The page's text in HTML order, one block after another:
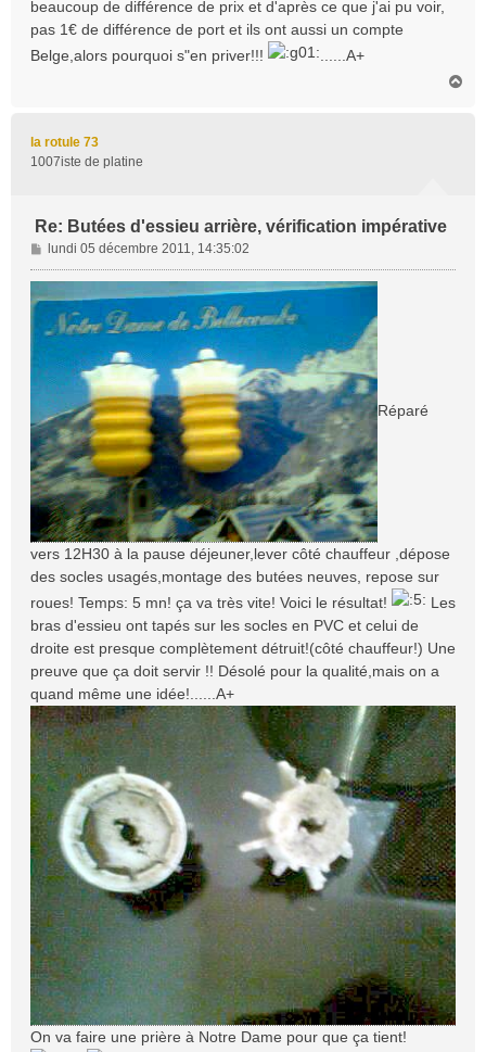
beaucoup de différence de prix et d'après ce que j'ai pu voir,
pas 1€ de différence de port et ils ont aussi un compte
Belge,alors pourquoi s"en priver!!!
......A+
la rotule 73
1007iste de platine
Re: Butées d'essieu arrière, vérification impérative
M
e
s
s
a
g
lundi 05 décembre 2011, 14:35:02
Réparé
vers 12H30 à la pause déjeuner,lever côté chauffeur ,dépose
des socles usagés,montage des butées neuves, repose sur
roues! Temps: 5 mn! ça va très vite! Voici le résultat!
Les
bras d'essieu ont tapés sur les socles en PVC et celui de
droite est presque complètement détruit!(côté chauffeur!) Une
preuve que ça doit servir !! Désolé pour la qualité,mais on a
quand même une idée!......A+
On va faire une prière à Notre Dame pour que ça tient!